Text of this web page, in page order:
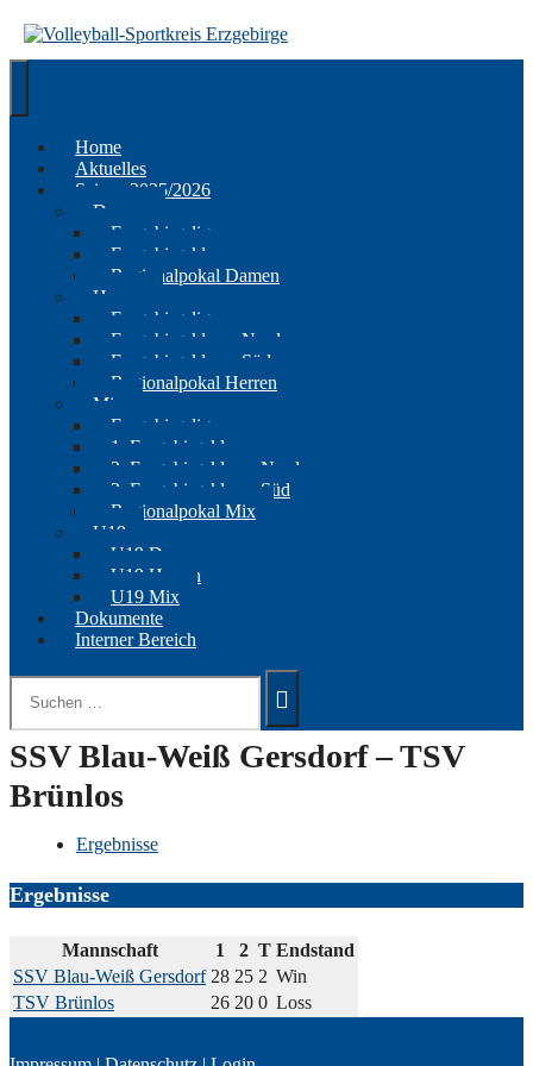
zum
Inhalt
Home
Aktuelles
Saison 2025/2026
Damen
Erzgebirgsliga
Erzgebirgsklasse
Regionalpokal Damen
Herren
Erzgebirgsliga
Erzgebirgsklasse Nord
Erzgebirgsklasse Süd
Regionalpokal Herren
Mix
Erzgebirgsliga
1. Erzgebirgsklasse
2. Erzgebirgsklasse Nord
2. Erzgebirgsklasse Süd
Regionalpokal Mix
U19
U19 Damen
U19 Herren
U19 Mix
Dokumente
Interner Bereich
Suchen
nach:
SSV Blau-Weiß Gersdorf – TSV
Brünlos
Ergebnisse
Ergebnisse
Mannschaft 1 2 T Endstand
SSV Blau-Weiß Gersdorf 28 25 2 Win
TSV Brünlos
26 20 0 Loss